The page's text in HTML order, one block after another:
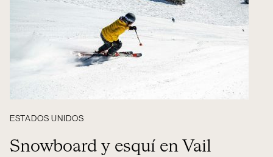
ESTADOS UNIDOS
Snowboard y esquí en Vail